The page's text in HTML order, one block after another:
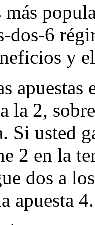
dos-6
y
apuestas
la 2,
Si usted
2 en la
dos a
apuesta 4.